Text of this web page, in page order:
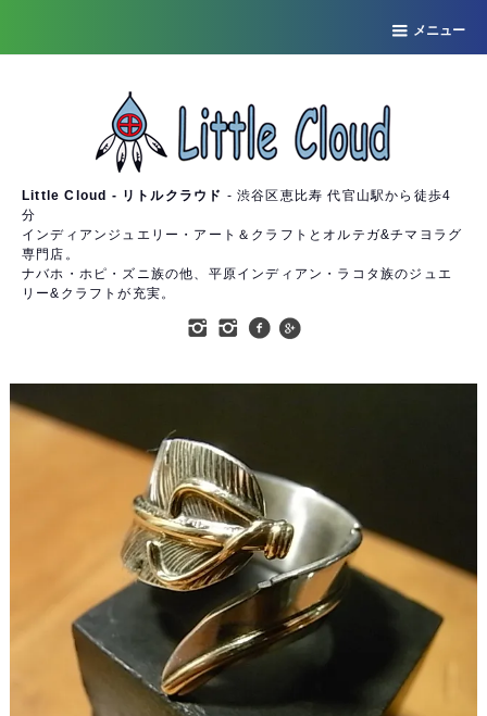
メニュー
Little Cloud - リトルクラウド - 渋谷区恵比寿 代官山駅から徒歩4
分
インディアンジュエリー・アート＆クラフトとオルテガ&チマヨラグ
専門店。
ナバホ・ホピ・ズニ族の他、平原インディアン・ラコタ族のジュエ
リー&クラフトが充実。